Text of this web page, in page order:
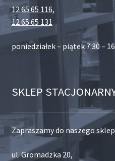
12 65 65 116,
12 65 65 131
poniedziałek – piątek 7:30 –
SKLEP
Zapraszamy do naszego
ul. Gromadzka 20,